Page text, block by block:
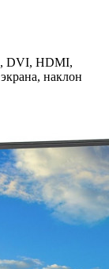
DVI, HDMI,
наклон